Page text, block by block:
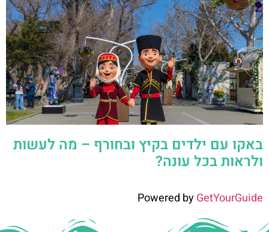
באקו עם ילדים בקיץ ובחורף – מה לעשות
ולראות בכל עונה?
Powered byGetYourGuide